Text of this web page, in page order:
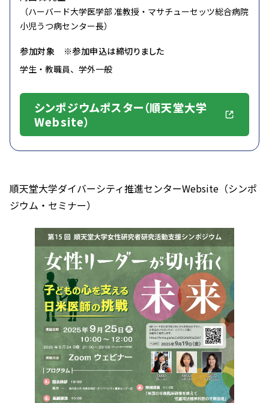
（ハーバード大学医学部 准教授・マサチューセッツ総合病院
小児うつ病センター長）
参加対象 ※参加申込は締切りました
学生・教職員、学外一般
シンポジウムポスター（順天堂大学
Website）
順天堂大学ダイバーシティ推進センターWebsite（シンポ
ジウム・セミナー）